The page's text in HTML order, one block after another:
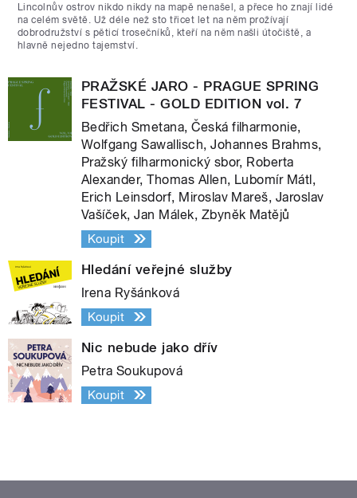
Lincolnův ostrov nikdo nikdy na mapě nenašel, a přece ho znají lidé
na celém světě. Už déle než sto třicet let na něm prožívají
dobrodružství s pěticí trosečníků, kteří na něm našli útočiště, a
hlavně nejedno tajemství.
PRAŽSKÉ JARO - PRAGUE SPRING
FESTIVAL - GOLD EDITION vol. 7
Bedřich Smetana, Česká filharmonie,
Wolfgang Sawallisch, Johannes Brahms,
Pražský filharmonický sbor, Roberta
Alexander, Thomas Allen, Lubomír Mátl,
Erich Leinsdorf, Miroslav Mareš, Jaroslav
Vašíček, Jan Málek, Zbyněk Matějů
Koupit
Hledání veřejné služby
Irena Ryšánková
Koupit
Nic nebude jako dřív
Petra Soukupová
Koupit